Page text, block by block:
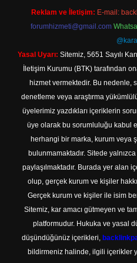
Reklam ve İletişim: E-mail:
forumhizmeti@gmail.com
Yasal Uyarı: Sitemiz, 5651 Sayılı
İletişim Kurumu (BTK) tarafından
hizmet vermektedir. Bu nedenle,
denetleme veya araştırma
üyelerimiz yazdıkları içeriklerin
üye olarak bu sorumluluğu kabul
herhangi bir marka, kurum veya
bulunmamaktadır. Sitede
paylaşılmaktadır. Burada yer alan
olup, gerçek kurum ve kişiler
Gerçek kurum ve kişiler ile isim
Sitemiz, kar amacı gütmeyen ve
platformudur. Hukuka ve yasal
düşündüğünüz içerikleri,
bildirmeniz halinde, ilgili içerikler